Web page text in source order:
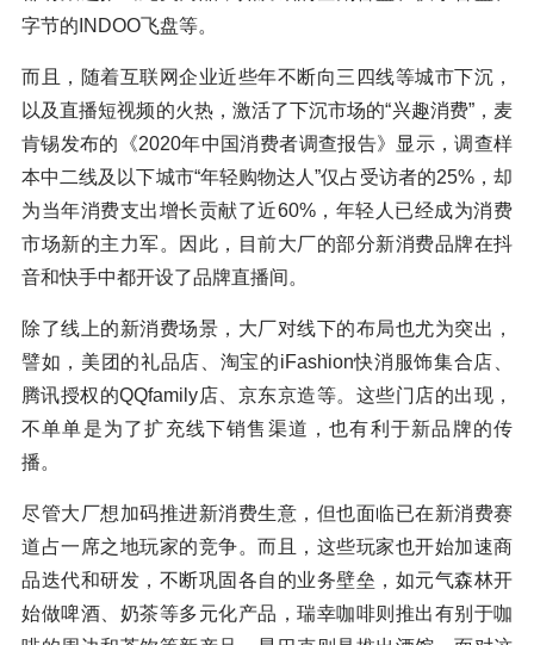
字节的INDOO飞盘等。
而且，随着互联网企业近些年不断向三四线等城市下沉，
以及直播短视频的火热，激活了下沉市场的“兴趣消费”，麦
肯锡发布的《2020年中国消费者调查报告》显示，调查样
本中二线及以下城市“年轻购物达人”仅占受访者的25%，却
为当年消费支出增长贡献了近60%，年轻人已经成为消费
市场新的主力军。因此，目前大厂的部分新消费品牌在抖
音和快手中都开设了品牌直播间。
除了线上的新消费场景，大厂对线下的布局也尤为突出，
譬如，美团的礼品店、淘宝的iFashion快消服饰集合店、
腾讯授权的QQfamily店、京东京造等。这些门店的出现，
不单单是为了扩充线下销售渠道，也有利于新品牌的传
播。
尽管大厂想加码推进新消费生意，但也面临已在新消费赛
道占一席之地玩家的竞争。而且，这些玩家也开始加速商
品迭代和研发，不断巩固各自的业务壁垒，如元气森林开
始做啤酒、奶茶等多元化产品，瑞幸咖啡则推出有别于咖